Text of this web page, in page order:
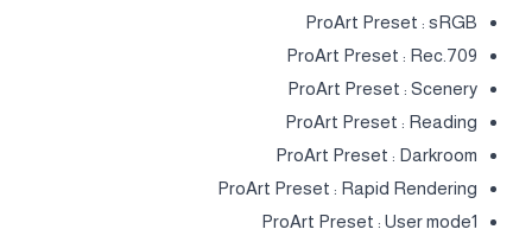
ProArt Preset : sRGB
ProArt Preset : Rec.709
ProArt Preset : Scenery
ProArt Preset : Reading
ProArt Preset : Darkroom
ProArt Preset : Rapid Rendering
ProArt Preset : User mode1